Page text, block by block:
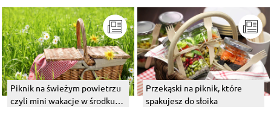
Piknik na świeżym powietrzu
czyli mini wakacje w środku
Przekąski na piknik, które
spakujesz do słoika